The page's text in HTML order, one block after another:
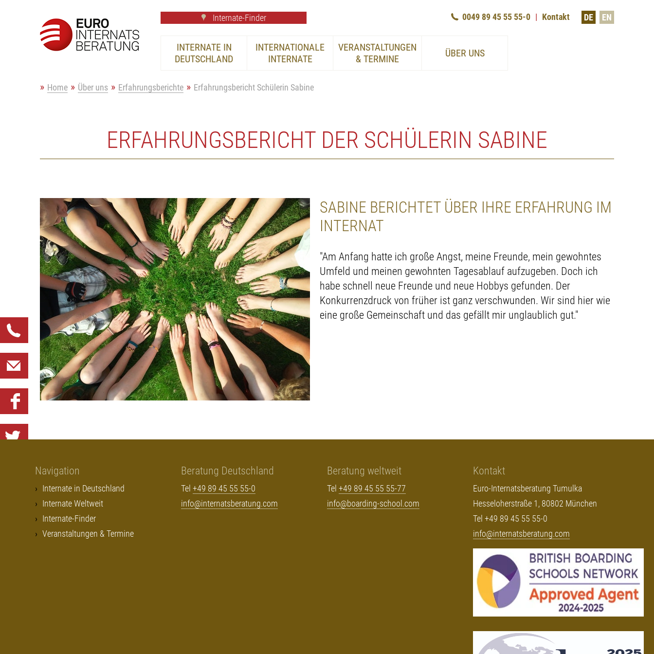
Internate-Finder EN
DE
Kontakt
0049 89 45 55 55-0
INTERNATE IN
DEUTSCHLAND
INTERNATIONALE
INTERNATE
VERANSTALTUNGEN
& TERMINE
ÜBER UNS
Home Über uns Erfahrungsberichte Erfahrungsbericht Schülerin Sabine
ERFAHRUNGSBERICHT DER SCHÜLERIN SABINE
SABINE BERICHTET ÜBER IHRE ERFAHRUNG IM
INTERNAT
"Am Anfang hatte ich große Angst, meine Freunde, mein gewohntes
Umfeld und meinen gewohnten Tagesablauf aufzugeben. Doch ich
habe schnell neue Freunde und neue Hobbys gefunden. Der
Konkurrenzdruck von früher ist ganz verschwunden. Wir sind hier wie
eine große Gemeinschaft und das gefällt mir unglaublich gut."
Navigation
Internate in Deutschland
Internate Weltweit
Internate-Finder
Veranstaltungen & Termine
Beratung Deutschland
Tel +49 89 45 55 55-0
info@internatsberatung.com
Beratung weltweit
Tel +49 89 45 55 55-77
info@boarding-school.com
Kontakt
Euro-Internatsberatung Tumulka
Hesseloherstraße 1, 80802 München
Tel +49 89 45 55 55-0
info@internatsberatung.com